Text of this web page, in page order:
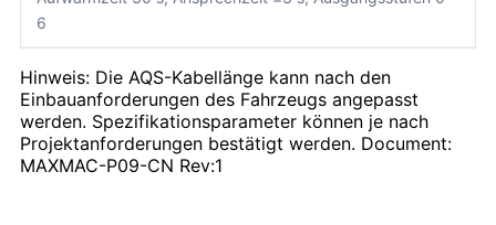
6
Hinweis: Die AQS-Kabellänge kann nach den
Einbauanforderungen des Fahrzeugs angepasst
werden. Spezifikationsparameter können je nach
Projektanforderungen bestätigt werden. Document:
MAXMAC-P09-CN Rev:1